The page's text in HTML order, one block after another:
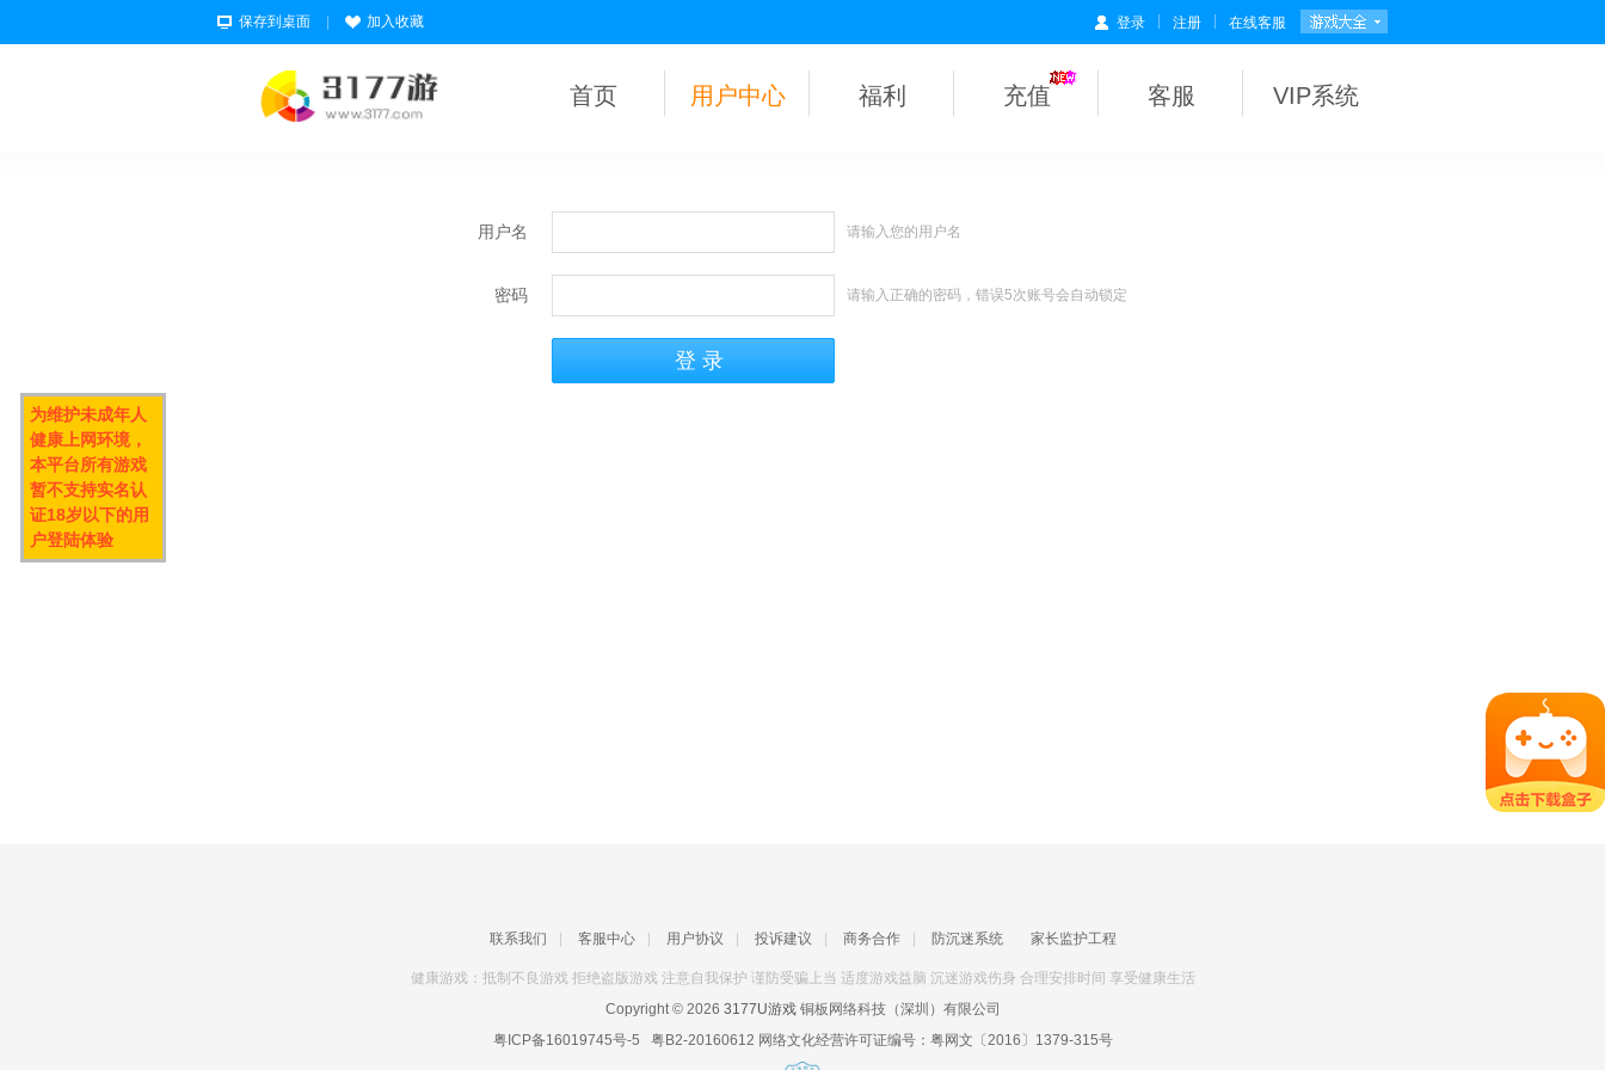
保存到桌面 加入收藏 登录 注册 在线客服
首页 用户中心 福利 充值 客服 VIP系统
用户名 请输入您的用户名
密码 请输入正确的密码，错误5次账号会自动锁定
联系我们 客服中心 用户协议 投诉建议 商务合作 防沉迷系统 家长监护工程
健康游戏：抵制不良游戏 拒绝盗版游戏 注意自我保护 谨防受骗上当 适度游戏益脑 沉迷游戏伤身 合理安排时间 享受健康生活
Copyright © 2026 3177U游戏铜板网络科技（深圳）有限公司
粤ICP备16019745号-5 粤B2-20160612 网络文化经营许可证编号： 粤网文〔2016〕1379-315号
为维护未成年人
健康上网环境，
本平台所有游戏
暂不支持实名认
证18岁以下的用
户登陆体验